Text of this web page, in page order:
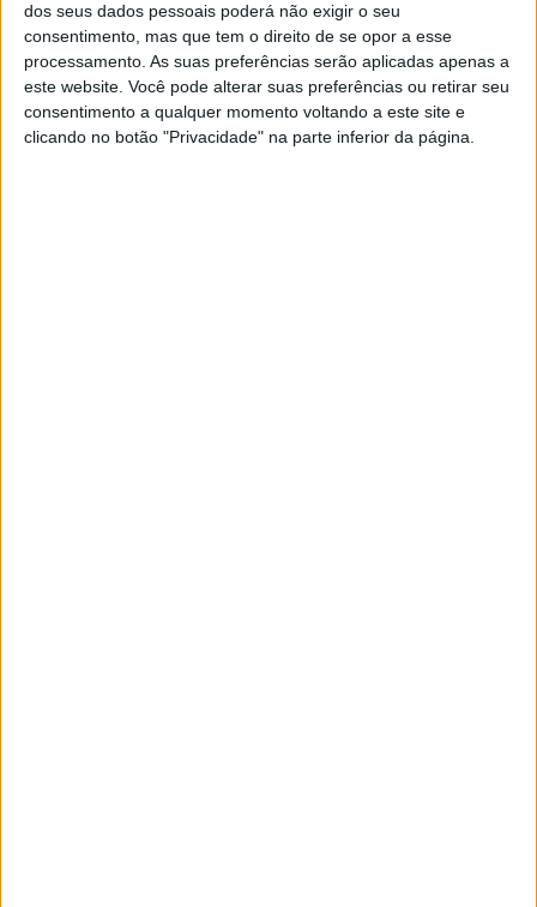
dos seus dados pessoais poderá não exigir o seu
consentimento, mas que tem o direito de se opor a esse
processamento. As suas preferências serão aplicadas apenas a
este website. Você pode alterar suas preferências ou retirar seu
consentimento a qualquer momento voltando a este site e
clicando no botão "Privacidade" na parte inferior da página.
potência das motos. O circuito tem características que se
alinham perfeitamente com os pontos fortes da Ducati,
permitindo a Bagnaia explorar ao máximo a potência e a
estabilidade da sua moto.